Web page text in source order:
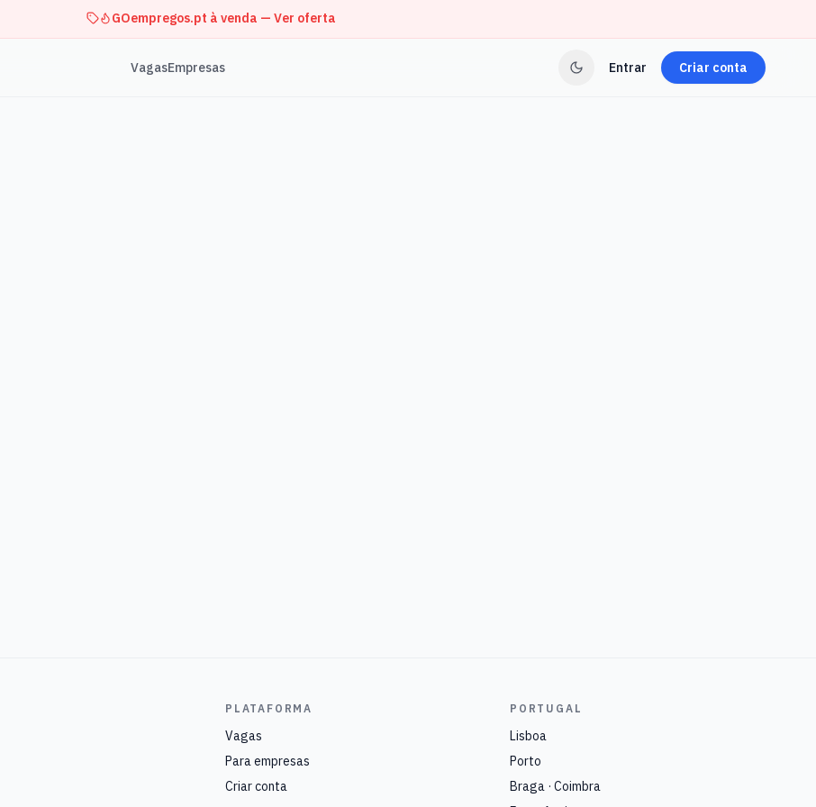
GOempregos.pt à venda — Ver oferta
VagasEmpresas Entrar Criar conta
PLATAFORMA
Vagas
Para empresas
Criar conta
PORTUGAL
Lisboa
Porto
Braga · Coimbra